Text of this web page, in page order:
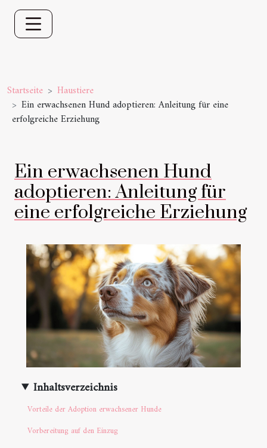
Startseite
Haustiere
Ein erwachsenen Hund adoptieren: Anleitung für eine
erfolgreiche Erziehung
Ein erwachsenen Hund
adoptieren: Anleitung für
eine erfolgreiche Erziehung
Inhaltsverzeichnis
Vorteile der Adoption erwachsener Hunde
Vorbereitung auf den Einzug